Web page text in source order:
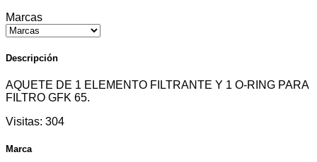
Marcas
Descripción
AQUETE DE 1 ELEMENTO FILTRANTE Y 1 O-RING PARA
FILTRO GFK 65.
Visitas: 304
Marca